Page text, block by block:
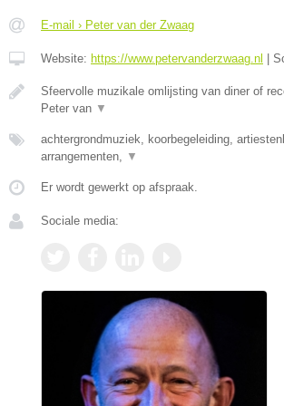
E-mail › Peter van der Zwaag
Website: https://www.petervanderzwaag.nl
Sfeervolle muzikale omlijsting van diner of
Peter van ▼
achtergrondmuziek, koorbegeleiding,
arrangementen, ▼
Er wordt gewerkt op afspraak.
Sociale media: